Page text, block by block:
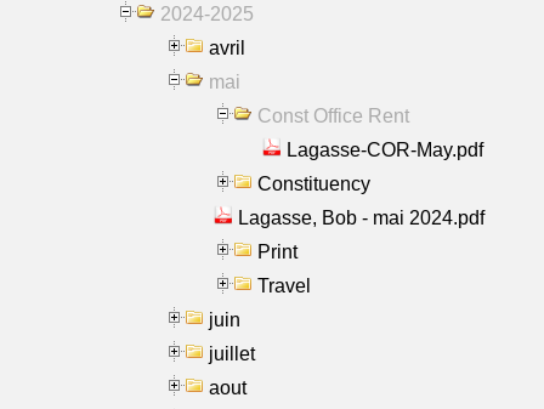
2024-2025
avril
mai
Const Office Rent
Lagasse-COR-May.pdf
Constituency
Lagasse, Bob - mai 2024.pdf
Print
Travel
juin
juillet
aout